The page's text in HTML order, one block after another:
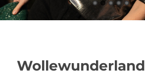
Wollewunderland